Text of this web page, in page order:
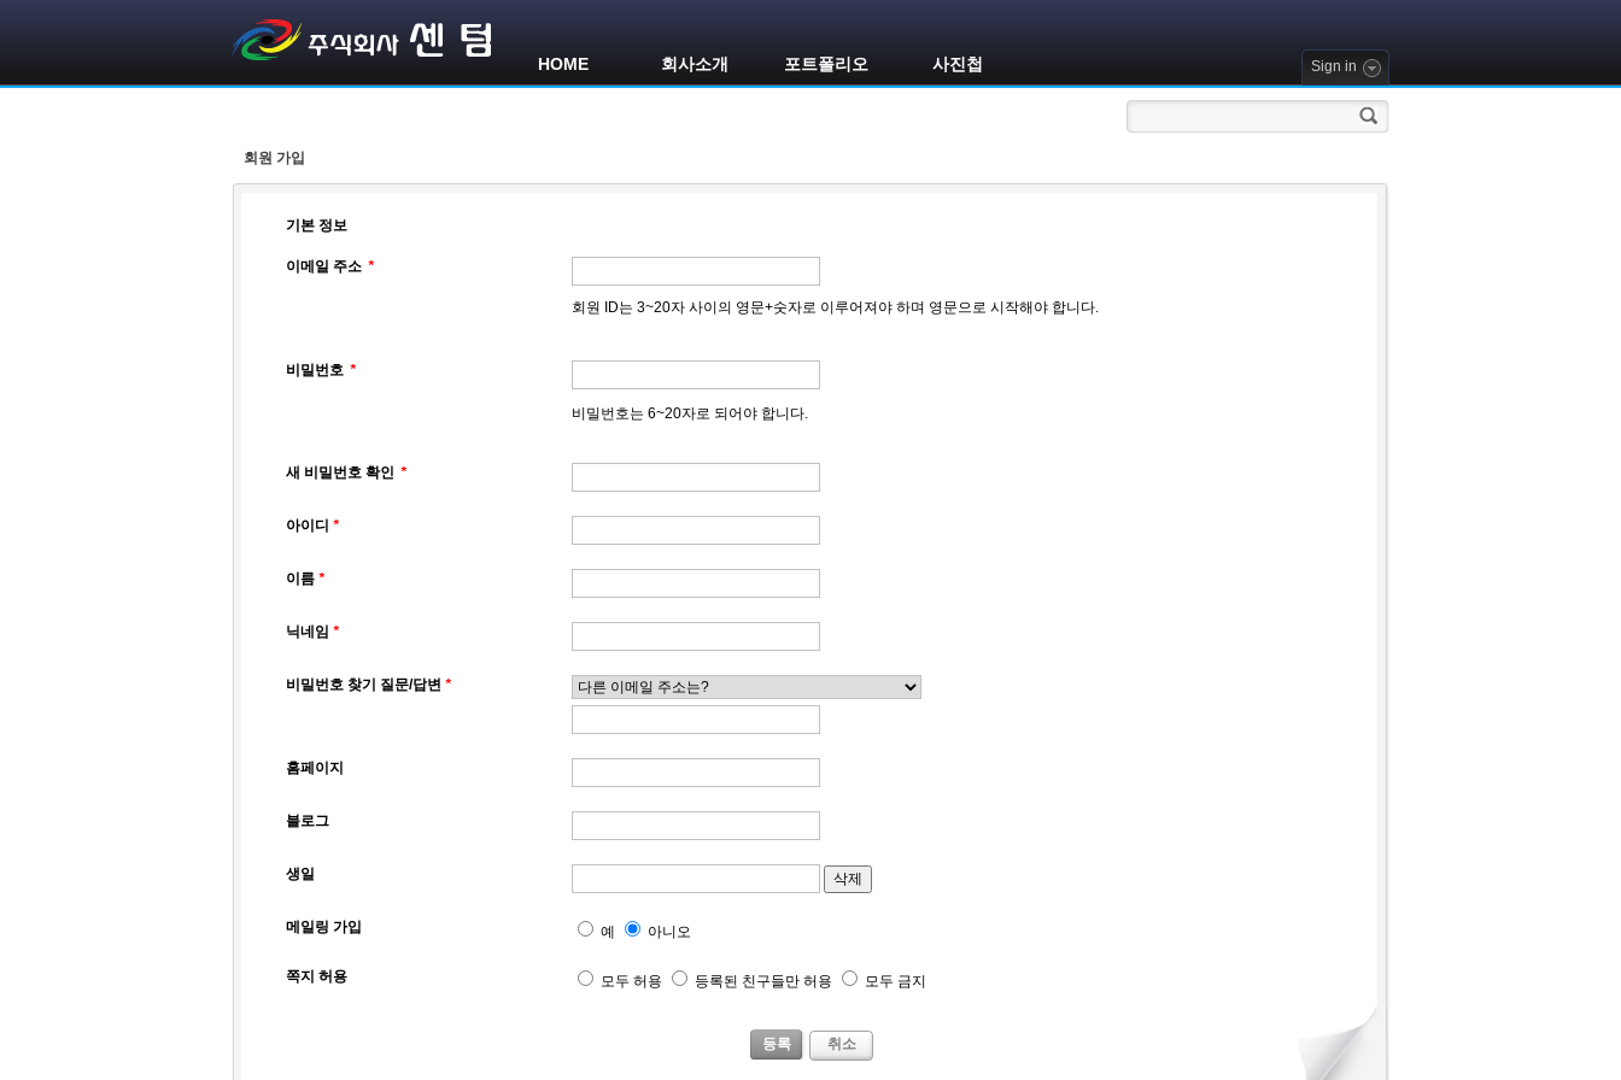
HOME 회사소개 포트폴리오 사진첩 Sign in
회원 가입
취소
기본 정보
이메일 주소 *
회원 ID는 3~20자 사이의 영문+숫자로 이루어져야 하며 영문으로 시작해야 합니다.
비밀번호 *
비밀번호는 6~20자로 되어야 합니다.
새 비밀번호 확인 *
아이디 *
이름 *
닉네임 *
비밀번호 찾기 질문/답변 *
홈페이지
블로그
생일
메일링 가입 예 아니오
쪽지 허용 모두 허용 등록된 친구들만 허용 모두 금지